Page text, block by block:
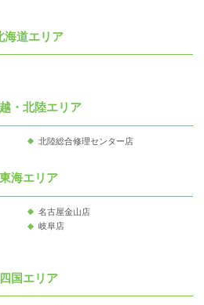
海道エリア
・北陸エリア
北陸総合修理センター店
東海エリア
名古屋金山店
岐阜店
四国エリア